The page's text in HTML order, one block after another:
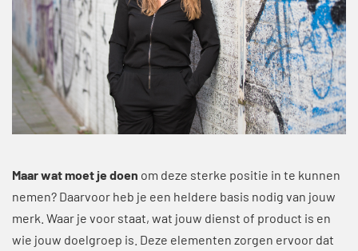
Maar wat moet je doen om deze sterke positie in te kunnen
nemen? Daarvoor heb je een heldere basis nodig van jouw
merk. Waar je voor staat, wat jouw dienst of product is en
wie jouw doelgroep is. Deze elementen zorgen ervoor dat